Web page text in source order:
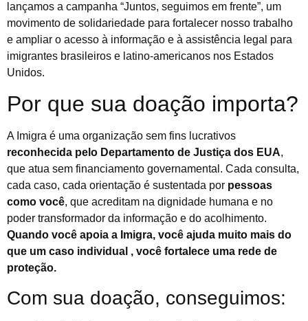
lançamos a campanha “Juntos, seguimos em frente”, um
movimento de solidariedade para fortalecer nosso trabalho
e ampliar o acesso à informação e à assistência legal para
imigrantes brasileiros e latino-americanos nos Estados
Unidos.
Por que sua doação importa?
A Imigra é uma organização sem fins lucrativos
reconhecida pelo Departamento de Justiça dos EUA,
que atua sem financiamento governamental. Cada consulta,
cada caso, cada orientação é sustentada por pessoas
como você, que acreditam na dignidade humana e no
poder transformador da informação e do acolhimento.
Quando você apoia a Imigra, você ajuda muito mais do
que um caso individual , você fortalece uma rede de
proteção.
Com sua doação, conseguimos: